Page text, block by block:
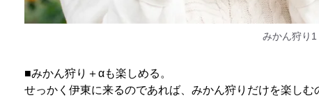
みかん狩り1
■みかん狩り＋αも楽しめる。
せっかく伊東に来るのであれば、みかん狩りだけを楽し